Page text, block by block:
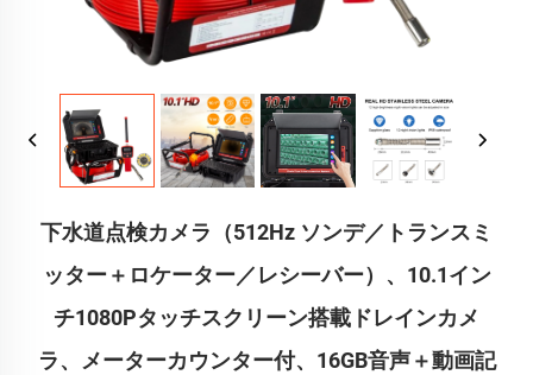
下水道点検カメラ（512Hz ソンデ／トランスミ
ッター＋ロケーター／レシーバー）、10.1イン
チ1080Pタッチスクリーン搭載ドレインカメ
ラ、メーターカウンター付、16GB音声＋動画記